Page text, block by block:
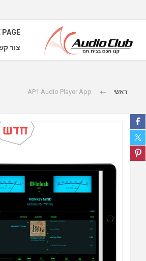
PAGE
צור
ראשי AP1 Audio Player App